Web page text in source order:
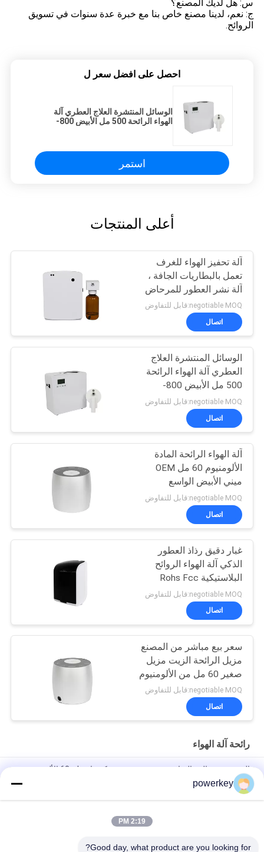
س: هل لديك المصنع؟
ج: نعم، لدينا مصنع خاص بنا مع خبرة عدة سنوات في تسويق
الروائح.
احصل على افضل سعر ل
الوسائل المنتشرة العلاج العطري آلة
الهواء الرائحة 500 مل الأبيض 800-
استمر
أعلى المنتجات
آلة تحفيز الهواء للغرف
تعمل بالبطاريات الجافة ،
آلة نشر العطور للمرحاض
negotiable MOQ:قابل للتفاوض
اتصال
الوسائل المنتشرة العلاج
العطري آلة الهواء الرائحة
500 مل الأبيض 800-
1200m3 تغطية الرائحة
negotiable MOQ:قابل للتفاوض
اتصال
آلة الهواء الرائحة المادة
الألومنيوم 60 مل OEM
ميني الأبيض الواسع
negotiable MOQ:قابل للتفاوض
اتصال
غبار دقيق رذاذ العطور
الذكي آلة الهواء الروائح
البلاستيكية Rohs Fcc
الموافقة الرائحة
negotiable MOQ:قابل للتفاوض
اتصال
سعر بيع مباشر من المصنع
مزيل الرائحة الزيت مزيل
صغير 60 مل من الألومنيوم
negotiable MOQ:قابل للتفاوض
اتصال
رائحة آلة الهواء
الصين تصنيع البيع المباشر موزع ميني موزع كهربائي 60ml الألومنيوم
مل من الألومنيوم
100 مل المعدات الممتازة للزيوت الأساسية الواسعة الواسعة الواسعة
powerkey
2:19 PM
Good day, what product are you looking for?